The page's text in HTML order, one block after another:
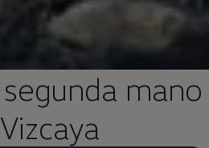
segunda mano
Vizcaya